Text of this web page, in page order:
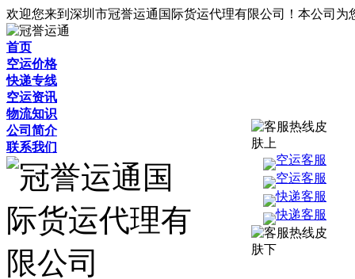
欢迎您来到深圳市冠誉运通国际货运代理有限公司！本公司
首页
空运价格
快递专线
空运资讯
物流知识
公司简介
联系我们
空运客服
空运客服
快递客服
快递客服